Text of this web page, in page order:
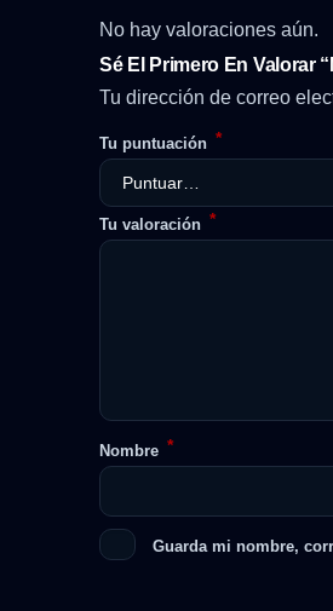
No hay valoraciones aún.
Sé El Primero En Valorar
Tu dirección de correo
Tu puntuación *
Tu valoración *
Nombre *
Guarda mi nombre,